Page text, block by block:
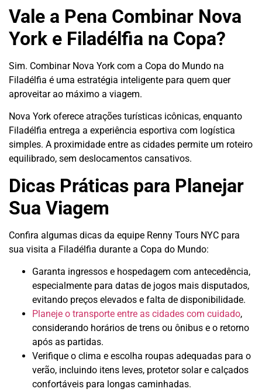
Vale a Pena Combinar Nova
York e Filadélfia na Copa?
Sim. Combinar Nova York com a Copa do Mundo na
Filadélfia é uma estratégia inteligente para quem quer
aproveitar ao máximo a viagem.
Nova York oferece atrações turísticas icônicas, enquanto
Filadélfia entrega a experiência esportiva com logística
simples. A proximidade entre as cidades permite um roteiro
equilibrado, sem deslocamentos cansativos.
Dicas Práticas para Planejar
Sua Viagem
Confira algumas dicas da equipe Renny Tours NYC para
sua visita a Filadélfia durante a Copa do Mundo:
Garanta ingressos e hospedagem com antecedência,
especialmente para datas de jogos mais disputados,
evitando preços elevados e falta de disponibilidade.
Planeje o transporte entre as cidades com cuidado,
considerando horários de trens ou ônibus e o retorno
após as partidas.
Verifique o clima e escolha roupas adequadas para o
verão, incluindo itens leves, protetor solar e calçados
confortáveis para longas caminhadas.